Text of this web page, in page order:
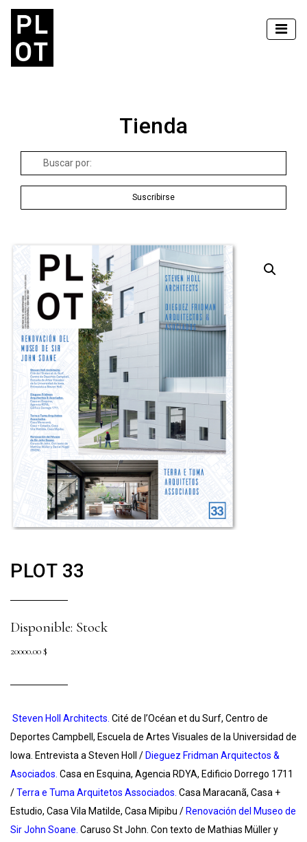
Tienda
Buscar
por:
Suscribirse
PLOT 33
Disponible: Stock
20000.00$
Steven Holl Architects Cité de l’Océan et du Surf, Centro de
Deportes Campbell, Escuela de Artes Visuales de la Universidad de
Iowa. Entrevista a Steven Holl / Dieguez Fridman Arquitectos &
Asociados Casa en Esquina, Agencia RDYA, Edificio Dorrego 1711
/Terra e Tuma Arquitetos Associados Casa Maracanã, Casa +
Estudio, Casa Vila Matilde, Casa Mipibu / Renovación del Museo de
Sir John Soane Caruso St John. Con texto de Mathias Müller y